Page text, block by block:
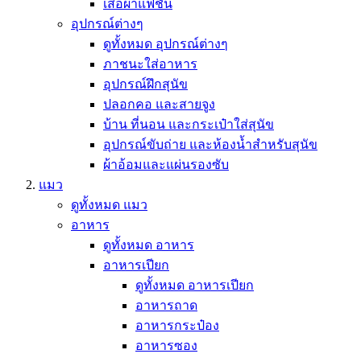
เสื้อผ้าแฟชั่น
อุปกรณ์ต่างๆ
ดูทั้งหมด อุปกรณ์ต่างๆ
ภาชนะใส่อาหาร
อุปกรณ์ฝึกสุนัข
ปลอกคอ และสายจูง
บ้าน ที่นอน และกระเป๋าใส่สุนัข
อุปกรณ์ขับถ่าย และห้องน้ำสำหรับสุนัข
ผ้าอ้อมและแผ่นรองซับ
แมว
ดูทั้งหมด แมว
อาหาร
ดูทั้งหมด อาหาร
อาหารเปียก
ดูทั้งหมด อาหารเปียก
อาหารถาด
อาหารกระป๋อง
อาหารซอง